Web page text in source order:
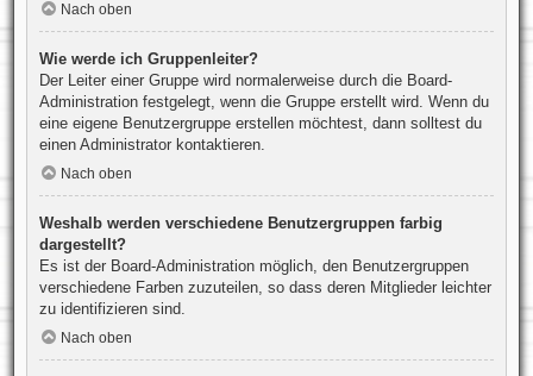
Nach oben
Wie werde ich Gruppenleiter?
Der Leiter einer Gruppe wird normalerweise durch die Board-
Administration festgelegt, wenn die Gruppe erstellt wird. Wenn du
eine eigene Benutzergruppe erstellen möchtest, dann solltest du
einen Administrator kontaktieren.
Nach oben
Weshalb werden verschiedene Benutzergruppen farbig
dargestellt?
Es ist der Board-Administration möglich, den Benutzergruppen
verschiedene Farben zuzuteilen, so dass deren Mitglieder leichter
zu identifizieren sind.
Nach oben